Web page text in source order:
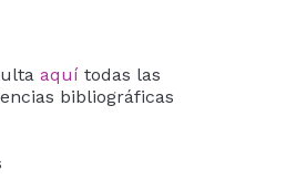
aquí todas las
bibliográficas